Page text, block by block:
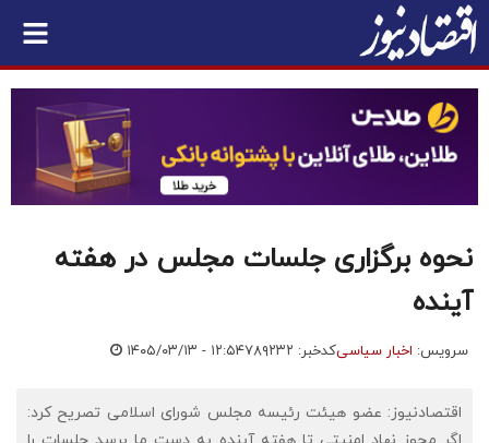
نحوه برگزاری جلسات مجلس در هفته
آینده
سرویس: اخبار سیاسیکدخبر: ۷۸۹۲۳۲ ۱۴۰۵/۰۳/۱۳ - ۱۲:۵۴
اقتصادنیوز: عضو هیئت رئیسه مجلس شورای اسلامی تصریح کرد: